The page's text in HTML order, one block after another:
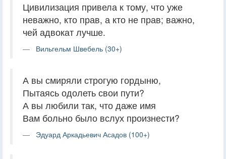
Цивилизация привела к тому, что уже
неважно, кто прав, а кто не прав; важно,
чей адвокат лучше.
Вильгельм Швебель (30+)
А вы смиряли строгую гордыню,
Пытаясь одолеть свои пути?
А вы любили так, что даже имя
Вам больно было вслух произнести?
Эдуард Аркадьевич Асадов (100+)